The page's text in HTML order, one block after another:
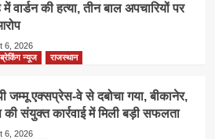
वार्डन की हत्या, तीन बाल अपचारियों पर
6, 2026
ब्रेकिंग न्यूज राजस्थान
जम्मू एक्सप्रेस-वे से दबोचा गया, बीकानेर,
संयुक्त कार्रवाई में मिली बड़ी सफलता
6, 2026